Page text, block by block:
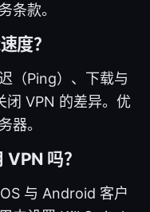
条款。
度？
（Ping）、下载与
闭 VPN 的差异。优
器。
吗？
与 Android 客户